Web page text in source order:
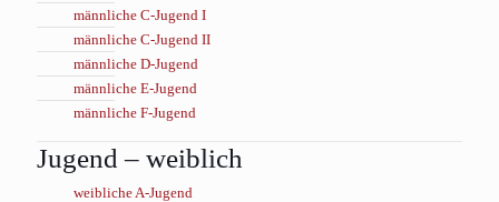
männliche C-Jugend I
männliche C-Jugend II
männliche D-Jugend
männliche E-Jugend
männliche F-Jugend
Jugend – weiblich
weibliche A-Jugend